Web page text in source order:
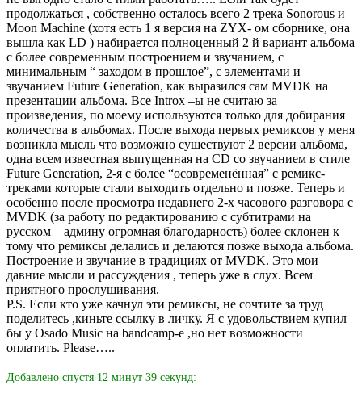
продолжаться , собственно осталось всего 2 трека Sonorous и
Moon Machine (хотя есть 1 я версия на ZYX- ом сборнике, она
вышла как LD ) набирается полноценный 2 й вариант альбома
с более современным построением и звучанием, с
минимальным “ заходом в прошлое”, с элементами и
звучанием Future Generation, как выразился сам MVDK на
презентации альбома. Все Introх –ы не считаю за
произведения, по моему используются только для добирания
количества в альбомах. После выхода первых ремиксов у меня
возникла мысль что возможно существуют 2 версии альбома,
одна всем известная выпущенная на CD со звучанием в стиле
Future Generation, 2-я с более “осовременённая” с ремикс-
треками которые стали выходить отдельно и позже. Теперь и
особенно после просмотра недавнего 2-х часового разговора с
MVDK (за работу по редактированию с субтитрами на
русском – админу огромная благодарность) более склонен к
тому что ремиксы делались и делаются позже выхода альбома.
Построение и звучание в традициях от MVDK. Это мои
давние мысли и рассуждения , теперь уже в слух. Всем
приятного прослушивания.
P.S. Если кто уже качнул эти ремиксы, не сочтите за труд
поделитесь ,киньте ссылку в личку. Я с удовольствием купил
бы у Osado Music на bandcamp-е ,но нет возможности
оплатить. Please…..
Добавлено спустя 12 минут 39 секунд: